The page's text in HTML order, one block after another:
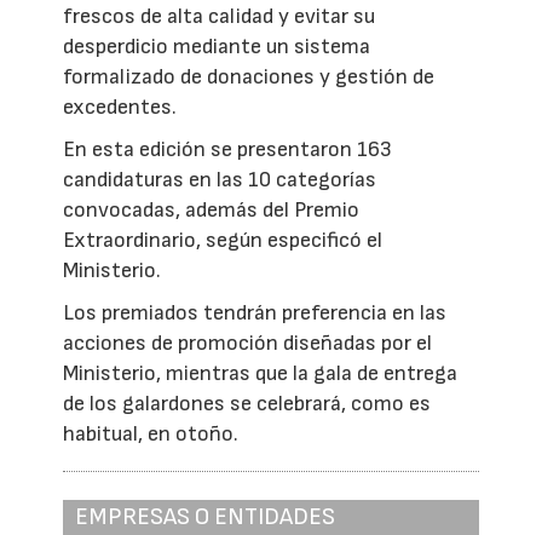
frescos de alta calidad y evitar su
desperdicio mediante un sistema
formalizado de donaciones y gestión de
excedentes.
En esta edición se presentaron 163
candidaturas en las 10 categorías
convocadas, además del Premio
Extraordinario, según especificó el
Ministerio.
Los premiados tendrán preferencia en las
acciones de promoción diseñadas por el
Ministerio, mientras que la gala de entrega
de los galardones se celebrará, como es
habitual, en otoño.
EMPRESAS O ENTIDADES